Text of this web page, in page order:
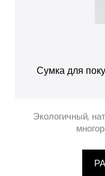
Сумка для
Экологичный,